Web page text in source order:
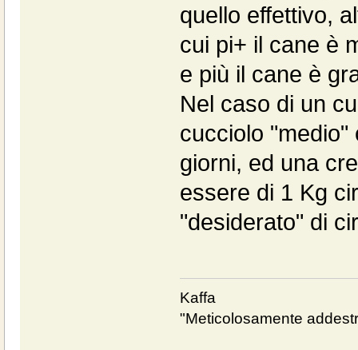
quello effettivo,
cui pi+ il cane è
e più il cane è
Nel caso di un
cucciolo
giorni, ed una
essere di 1 Kg
"desiderato" di
Kaffa
"Meticolosamente